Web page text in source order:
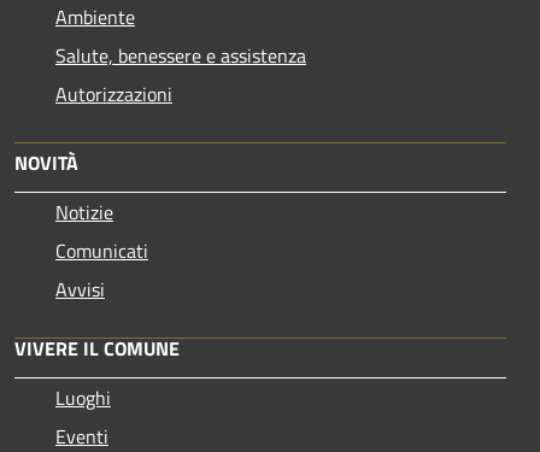
Ambiente
Salute, benessere e assistenza
Autorizzazioni
NOVITÀ
Notizie
Comunicati
Avvisi
VIVERE IL COMUNE
Luoghi
Eventi